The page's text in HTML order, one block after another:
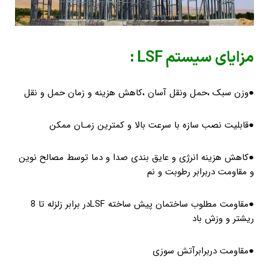
مزایای سیستم LSF :
●وزن سبک ،حمل ونقل آسان ،کاهش هزینه و زمان حمل و نقل
●قابلیت نصب سازه با سرعت بالا و کمترین زمـان ممکن
●کاهش هزینه انرژی و عایق بندی صدا و دما توسط مصالح نوین
و مقاومت دربرابر رطوبت و نم
●مقاومت مطلوب ساختمان پیش ساخته LSFدر برابر زلزله تا 8
ریشتر و وزش باد
●مقاومت دربرابرآتش سوزی